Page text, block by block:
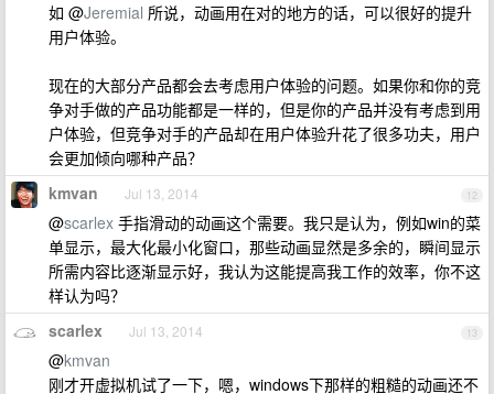
如 @Jeremial 所说，动画用在对的地方的话，可以很好的提升
用户体验。
现在的大部分产品都会去考虑用户体验的问题。如果你和你的竞
争对手做的产品功能都是一样的，但是你的产品并没有考虑到用
户体验，但竞争对手的产品却在用户体验升花了很多功夫，用户
会更加倾向哪种产品？
12
kmvan Jul 13, 2014
@scarlex 手指滑动的动画这个需要。我只是认为，例如win的菜
单显示，最大化最小化窗口，那些动画显然是多余的，瞬间显示
所需内容比逐渐显示好，我认为这能提高我工作的效率，你不这
样认为吗？
13
scarlex Jul 13, 2014
@kmvan
刚才开虚拟机试了一下，嗯，windows下那样的粗糙的动画还不